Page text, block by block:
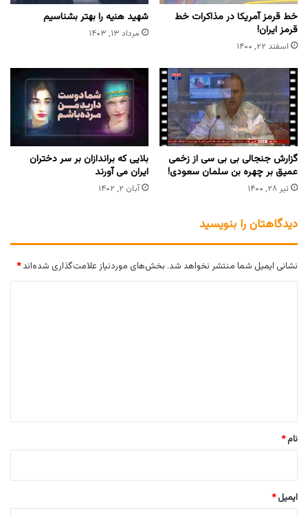
خط قرمز آمریکا در مذاکرات خط
قرمز ایران!
اسفند ۲۲, ۱۴۰۰
شهید هنیه را بهتر بشناسیم
مرداد ۱۳, ۱۴۰۳
گزارش جنجالی بی بی سی از زخمی
عمیق بر چهره بن سلمان سعودی!
تیر ۲۸, ۱۴۰۰
بلایی که براندازان بر سر دختران
ایران می آورند
آبان ۲, ۱۴۰۲
دیدگاهتان را بنویسید
نشانی ایمیل شما منتشر نخواهد شد. بخش‌های موردنیاز علامت‌گذاری شده‌اند*
نام*
ایمیل*